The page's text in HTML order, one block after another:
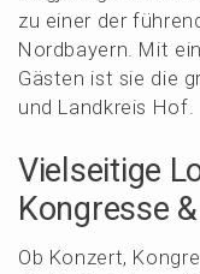
zu einer der
Nordbay­ern. Mit
Gästen ist sie die
und Landkreis Hof.
Vielsei­ti­ge
Kongres­se
Ob Konzert,